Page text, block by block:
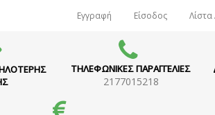
Εγγραφή Είσοδος
ΤΗΛΕΦΩΝΙΚΕΣ ΠΑΡΑΓΓΕΛΙΕΣ
2177015218